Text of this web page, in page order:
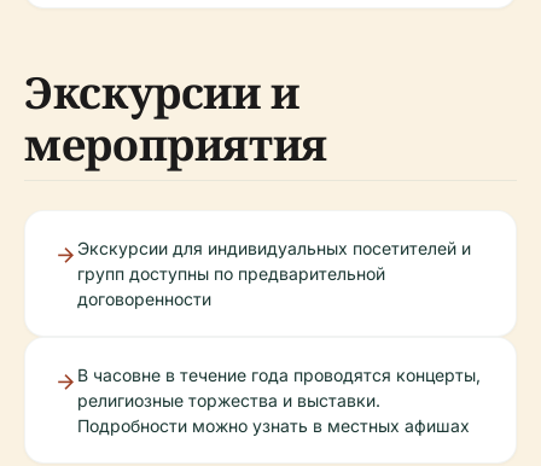
Экскурсии и
мероприятия
Экскурсии для индивидуальных посетителей и
групп доступны по предварительной
договоренности
В часовне в течение года проводятся концерты,
религиозные торжества и выставки.
Подробности можно узнать в местных афишах